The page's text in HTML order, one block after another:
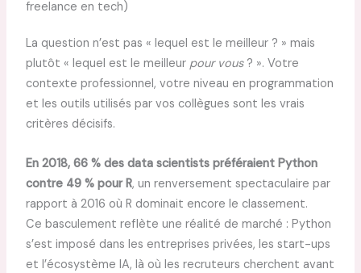
freelance en tech)
La question n’est pas « lequel est le meilleur ? » mais
plutôt « lequel est le meilleur pour vous? ». Votre
contexte professionnel, votre niveau en programmation
et les outils utilisés par vos collègues sont les vrais
critères décisifs.
En 2018, 66 % des data scientists préféraient Python
contre 49 % pour R, un renversement spectaculaire par
rapport à 2016 où R dominait encore le classement.
Ce basculement reflète une réalité de marché : Python
s’est imposé dans les entreprises privées, les start-ups
et l’écosystème IA, là où les recruteurs cherchent avant